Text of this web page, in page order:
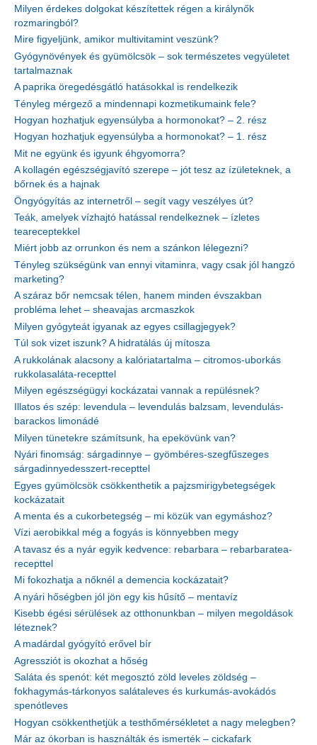
Milyen érdekes dolgokat készítettek régen a királynők
rozmaringból?
Mire figyeljünk, amikor multivitamint veszünk?
Gyógynövények és gyümölcsök – sok természetes vegyületet
tartalmaznak
A paprika öregedésgátló hatásokkal is rendelkezik
Tényleg mérgező a mindennapi kozmetikumaink fele?
Hogyan hozhatjuk egyensúlyba a hormonokat? – 2. rész
Hogyan hozhatjuk egyensúlyba a hormonokat? – 1. rész
Mit ne együnk és igyunk éhgyomorra?
A kollagén egészségjavító szerepe – jót tesz az ízületeknek, a
bőrnek és a hajnak
Öngyógyítás az internetről – segít vagy veszélyes út?
Teák, amelyek vízhajtó hatással rendelkeznek – ízletes
teareceptekkel
Miért jobb az orrunkon és nem a szánkon lélegezni?
Tényleg szükségünk van ennyi vitaminra, vagy csak jól hangzó
marketing?
A száraz bőr nemcsak télen, hanem minden évszakban
probléma lehet – sheavajas arcmaszkok
Milyen gyógyteát igyanak az egyes csillagjegyek?
Túl sok vizet iszunk? A hidratálás új mítosza
A rukkolának alacsony a kalóriatartalma – citromos-uborkás
rukkolasaláta-recepttel
Milyen egészségügyi kockázatai vannak a repülésnek?
Illatos és szép: levendula – levendulás balzsam, levendulás-
barackos limonádé
Milyen tünetekre számítsunk, ha epekövünk van?
Nyári finomság: sárgadinnye – gyömbéres-szegfűszeges
sárgadinnyedesszert-recepttel
Egyes gyümölcsök csökkenthetik a pajzsmirigybetegségek
kockázatait
A menta és a cukorbetegség – mi közük van egymáshoz?
Vízi aerobikkal még a fogyás is könnyebben megy
A tavasz és a nyár egyik kedvence: rebarbara – rebarbaratea-
recepttel
Mi fokozhatja a nőknél a demencia kockázatait?
A nyári hőségben jól jön egy kis hűsítő – mentavíz
Kisebb égési sérülések az otthonunkban – milyen megoldások
léteznek?
A madárdal gyógyító erővel bír
Agressziót is okozhat a hőség
Saláta és spenót: két megosztó zöld leveles zöldség –
fokhagymás-tárkonyos salátaleves és kurkumás-avokádós
spenótleves
Hogyan csökkenthetjük a testhőmérsékletet a nagy melegben?
Már az ókorban is használták és ismerték – cickafark